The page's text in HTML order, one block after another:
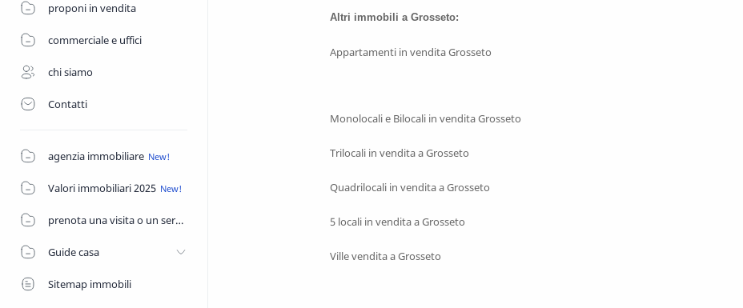
proponi in vendita
commerciale e uffici
chi siamo
Contatti
agenzia immobiliare
Valori immobiliari 2025
prenota una visita o un servizio di agenzia
Guide casa
Sitemap immobili
Altri immobili a Grosseto:
Appartamenti in vendita Grosseto
Monolocali e Bilocali in vendita Grosseto
Trilocali in vendita a Grosseto
Quadrilocali in vendita a Grosseto
5 locali in vendita a Grosseto
Ville vendita a Grosseto